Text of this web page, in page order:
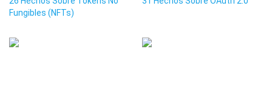
Fungibles (NFTs)